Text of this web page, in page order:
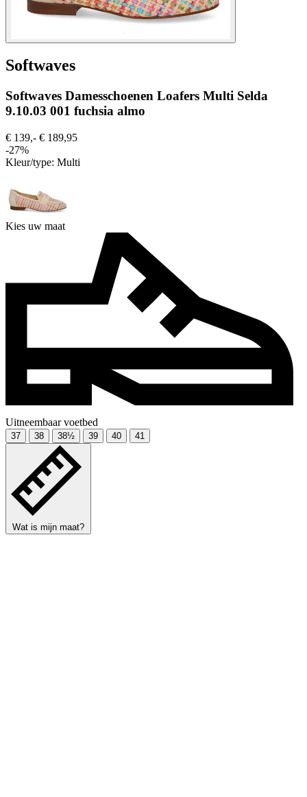
Softwaves
Softwaves Damesschoenen Loafers Multi Selda
9.10.03 001 fuchsia almo
€ 139,- € 189,95
-27%
Kleur/type: Multi
Kies uw maat
Uitneembaar voetbed
37 38 38½ 39 40 41
Wat is mijn maat?